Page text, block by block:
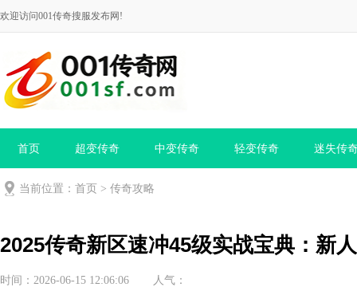
欢迎访问001传奇搜服发布网!
首页 超变传奇 中变传奇 轻变传奇 迷失传
当前位置： 首页 > 传奇攻略
2025传奇新区速冲45级实战宝典：新
时间：2026-06-15 12:06:06 人气：